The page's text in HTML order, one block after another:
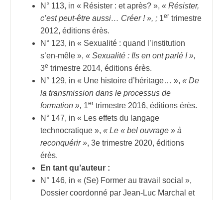
N° 113, in « Résister : et après? », « Résister,
c’est peut-être aussi… Créer ! », ; 1er trimestre
2012, éditions érès.
N° 123, in « Sexualité : quand l’institution
s’en-mêle », « Sexualité : Ils en ont parlé ! »,
3e trimestre 2014, éditions érès.
N° 129, in « Une histoire d’héritage… », « De
la transmission dans le processus de
formation », 1er trimestre 2016, éditions érès.
N° 147, in « Les effets du langage
technocratique », « Le « bel ouvrage » à
reconquérir », 3e trimestre 2020, éditions
érès.
En tant qu’auteur :
N° 146, in « (Se) Former au travail social »,
Dossier coordonné par Jean-Luc Marchal et